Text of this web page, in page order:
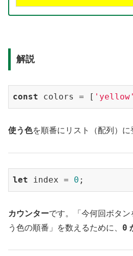
解説
const colors = [ 'yellow'
使う色を順番にリスト（配列）に
let index = 0 ;
カウンターです。「今何回ボタ
う色の順番」を数えるために、 0